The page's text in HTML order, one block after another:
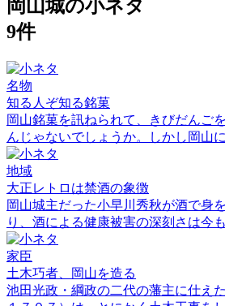
岡山城の小ネタ
9件
名物
知る人ぞ知る銘菓
岡山銘菓を訊ねられて、きびだんご
んじゃないでしょうか。しかし岡
地域
大正レトロは禁酒の象徴
岡山城主だった小早川秀秋が酒で身
り、酒による健康被害の深刻さは
家臣
土木巧者、岡山を造る
池田光政・綱政の二代の藩主に仕え